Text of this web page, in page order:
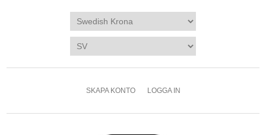
SKAPA KONTO LOGGA IN